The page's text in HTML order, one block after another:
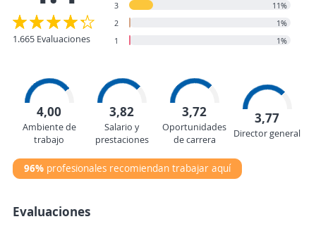
1.665 Evaluaciones
3
11%
2
1%
1
1%
4,00
Ambiente de
trabajo
3,82
Salario y
prestaciones
3,72
Oportunidades
de carrera
3,77
Director general
96% profesionales recomiendan trabajar aquí
Evaluaciones